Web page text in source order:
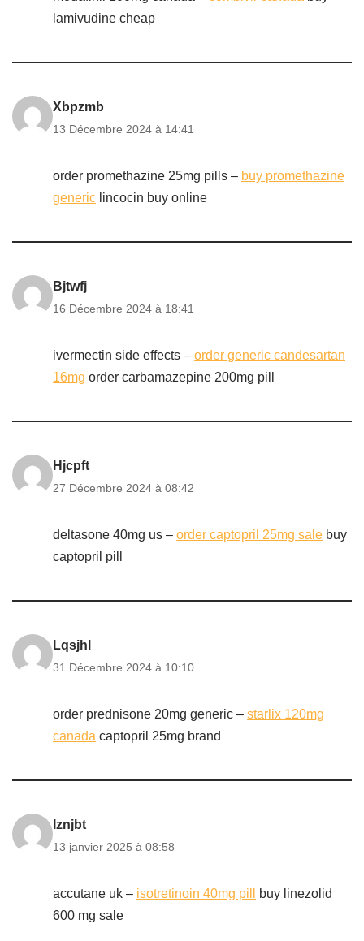
lamivudine cheap
Xbpzmb
13 Décembre 2024 à 14:41
order promethazine 25mg pills – buy promethazine
generic lincocin buy online
Bjtwfj
16 Décembre 2024 à 18:41
ivermectin side effects – order generic candesartan
16mg order carbamazepine 200mg pill
Hjcpft
27 Décembre 2024 à 08:42
deltasone 40mg us – order captopril 25mg sale buy
captopril pill
Lqsjhl
31 Décembre 2024 à 10:10
order prednisone 20mg generic – starlix 120mg
canada captopril 25mg brand
Iznjbt
13 janvier 2025 à 08:58
accutane uk – isotretinoin 40mg pill
buy linezolid
600 mg sale